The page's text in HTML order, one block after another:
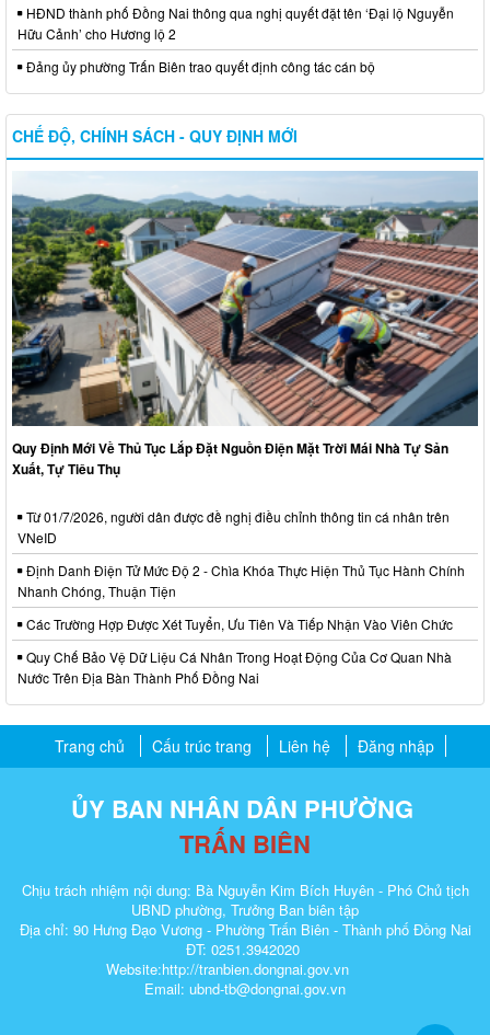
HĐND thành phố Đồng Nai thông qua nghị quyết đặt tên ‘Đại lộ Nguyễn
Hữu Cảnh’ cho Hương lộ 2
Đảng ủy phường Trấn Biên trao quyết định công tác cán bộ
CHẾ ĐỘ, CHÍNH SÁCH - QUY ĐỊNH MỚI
Quy Định Mới Về Thủ Tục Lắp Đặt Nguồn Điện Mặt Trời Mái Nhà Tự Sản
Xuất, Tự Tiêu Thụ
Từ 01/7/2026, người dân được đề nghị điều chỉnh thông tin cá nhân trên
VNeID
Định Danh Điện Tử Mức Độ 2 - Chìa Khóa Thực Hiện Thủ Tục Hành Chính
Nhanh Chóng, Thuận Tiện
Các Trường Hợp Được Xét Tuyển, Ưu Tiên Và Tiếp Nhận Vào Viên Chức
Quy Chế Bảo Vệ Dữ Liệu Cá Nhân Trong Hoạt Động Của Cơ Quan Nhà
Nước Trên Địa Bàn Thành Phố Đồng Nai
Trang chủ Cấu trúc trang Liên hệ Đăng nhập
ỦY BAN NHÂN DÂN PHƯỜNG
TRẤN BIÊN
Chịu trách nhiệm nội dung: Bà Nguyễn Kim Bích Huyên - Phó Chủ tịch
UBND phường, Trưởng Ban biên tập
Địa chỉ: 90 Hưng Đạo Vương - Phường Trấn Biên - Thành phố Đồng Nai
ĐT: 0251.3942020
Website:http://tranbien.dongnai.gov.vn
Email: ubnd-tb@dongnai.gov.vn​